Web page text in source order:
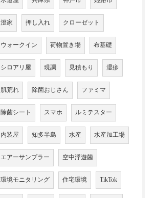
澄家 押し入れ クローゼット
ウォークイン 荷物置き場 布基礎
シロアリ屋 現調 見積もり 湿疹
肌荒れ 除菌おじさん ファミマ
除菌シート スマホ ルミテスター
内装屋 知多半島 水産 水産加工場
エアーサンプラー 空中浮遊菌
環境モニタリング 住宅環境 TikTok